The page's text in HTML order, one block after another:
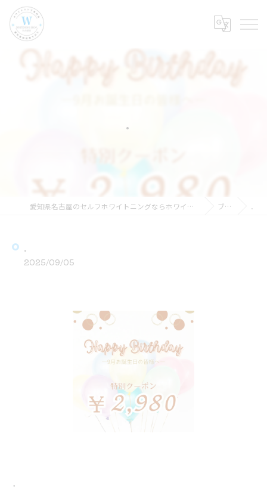
．
愛知県名古屋のセルフホワイトニングならホワイトニングショップ名古屋店 ブログ ．
．
2025/09/05
．